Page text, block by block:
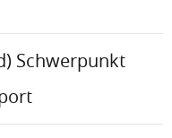
Schwerpunkt